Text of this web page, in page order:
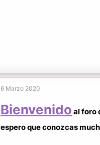
6 Marzo 2020
Bienvenido al foro
espero que conozcas